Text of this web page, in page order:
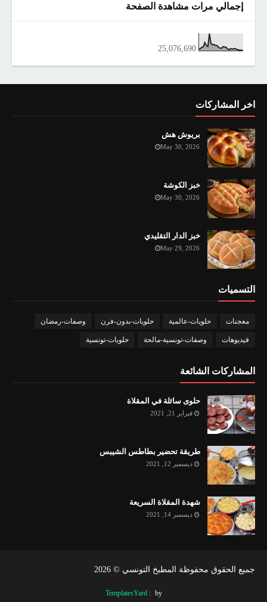
إجمالي مرات مشاهدة الصفحة
25,076,690
اخر المشاركات
بريوش هش
May 30, 2026
خبز الكوشة
May 30, 2026
خبز الدار التقليدي
May 29, 2026
التسميات
معجنات حلويات-عالمية حلويات-بدون-فرن وصفات-رمضان
فيديوهات وصفات-تونسية-مالحة حلويات-تونسية
المشاركات الشائعة
حلوى سائلة في المقلاة
فبراير 21, 2021
طريقة تحضير بطاطس الشيبس
ديسمبر 12, 2021
شهدة المقلاة السريعة
ديسمبر 14, 2021
جميع الحقوق محفوظة المطبخ التونسي © 2026
by :
TemplatesYard